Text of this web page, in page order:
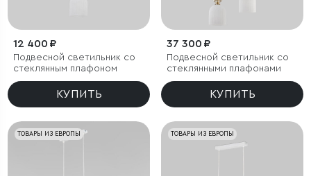
12 400 ₽
Подвесной светильник со
стеклянным плафоном
КУПИТЬ
37 300 ₽
Подвесной светильник со
стеклянными плафонами
КУПИТЬ
ТОВАРЫ ИЗ ЕВРОПЫ ТОВАРЫ ИЗ ЕВРОПЫ